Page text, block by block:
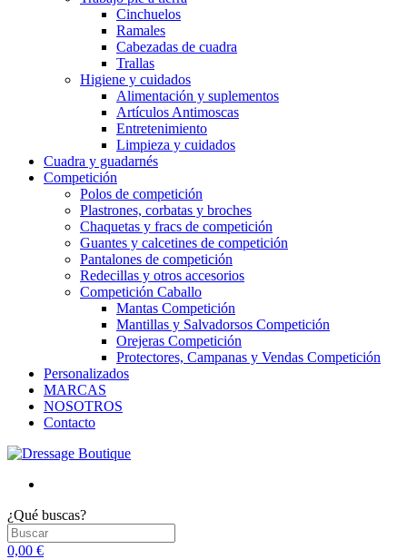
Cinchuelos
Ramales
Cabezadas de cuadra
Trallas
Higiene y cuidados
Alimentación y suplementos
Artículos Antimoscas
Entretenimiento
Limpieza y cuidados
Cuadra y guadarnés
Competición
Polos de competición
Plastrones, corbatas y broches
Chaquetas y fracs de competición
Guantes y calcetines de competición
Pantalones de competición
Redecillas y otros accesorios
Competición Caballo
Mantas Competición
Mantillas y Salvadorsos Competición
Orejeras Competición
Protectores, Campanas y Vendas Competición
Personalizados
MARCAS
NOSOTROS
Contacto
¿Qué buscas?
0,00 €